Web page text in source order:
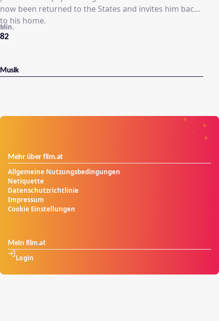
now been returned to the States and invites him back
to his home.
82
Min.
Musik
Mehr über film.at
Allgemeine Nutzungsbedingungen
Netiquette
Datenschutzrichtlinie
Impressum
Cookie Einstellungen
Mein film.at
Login